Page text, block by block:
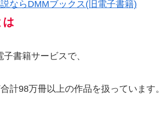
ならDMMブックス(旧電子書籍)
は
書籍サービスで、
計98万冊以上の作品を扱っています。